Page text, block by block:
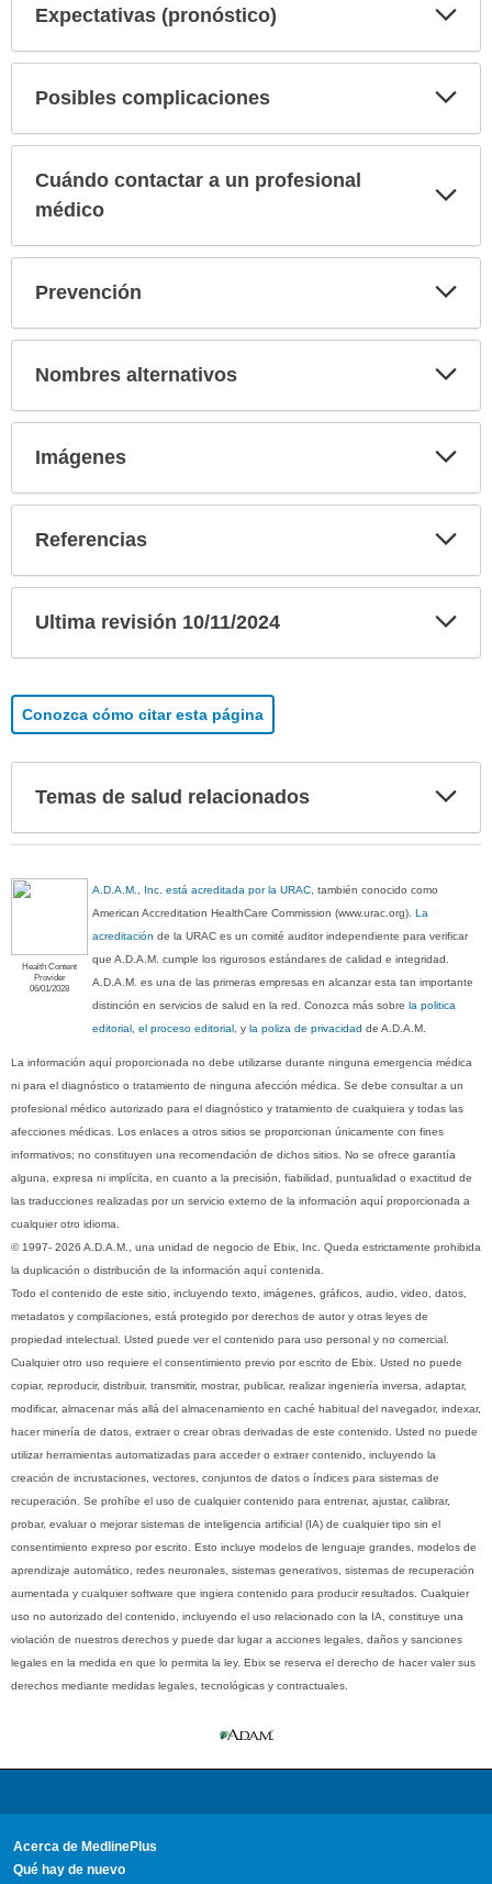
Expectativas (pronóstico)
Posibles complicaciones
Cuándo contactar a un profesional
médico
Prevención
Nombres alternativos
Imágenes
Referencias
Ultima revisión 10/11/2024
Conozca cómo citar esta página
Temas de salud relacionados
Health Content
Provider
06/01/2028
A.D.A.M., Inc. está acreditada por la URAC, también conocido como
American Accreditation HealthCare Commission (www.urac.org).La
acreditación de la URAC es un comité auditor independiente para verificar
que A.D.A.M. cumple los rigurosos estándares de calidad e integridad.
A.D.A.M. es una de las primeras empresas en alcanzar esta tan importante
distinción en servicios de salud en la red. Conozca más sobrela politica
editorial, el proceso editorial, yla poliza de privacidad de A.D.A.M.
La información aquí proporcionada no debe utilizarse durante ninguna emergencia médica
ni para el diagnóstico o tratamiento de ninguna afección médica. Se debe consultar a un
profesional médico autorizado para el diagnóstico y tratamiento de cualquiera y todas las
afecciones médicas. Los enlaces a otros sitios se proporcionan únicamente con fines
informativos; no constituyen una recomendación de dichos sitios. No se ofrece garantía
alguna, expresa ni implícita, en cuanto a la precisión, fiabilidad, puntualidad o exactitud de
las traducciones realizadas por un servicio externo de la información aquí proporcionada a
cualquier otro idioma.
© 1997- 2026 A.D.A.M., una unidad de negocio de Ebix, Inc. Queda estrictamente prohibida
la duplicación o distribución de la información aquí contenida.
Todo el contenido de este sitio, incluyendo texto, imágenes, gráficos, audio, video, datos,
metadatos y compilaciones, está protegido por derechos de autor y otras leyes de
propiedad intelectual. Usted puede ver el contenido para uso personal y no comercial.
Cualquier otro uso requiere el consentimiento previo por escrito de Ebix. Usted no puede
copiar, reproducir, distribuir, transmitir, mostrar, publicar, realizar ingeniería inversa, adaptar,
modificar, almacenar más allá del almacenamiento en caché habitual del navegador, indexar,
hacer minería de datos, extraer o crear obras derivadas de este contenido. Usted no puede
utilizar herramientas automatizadas para acceder o extraer contenido, incluyendo la
creación de incrustaciones, vectores, conjuntos de datos o índices para sistemas de
recuperación. Se prohíbe el uso de cualquier contenido para entrenar, ajustar, calibrar,
probar, evaluar o mejorar sistemas de inteligencia artificial (IA) de cualquier tipo sin el
consentimiento expreso por escrito. Esto incluye modelos de lenguaje grandes, modelos de
aprendizaje automático, redes neuronales, sistemas generativos, sistemas de recuperación
aumentada y cualquier software que ingiera contenido para producir resultados. Cualquier
uso no autorizado del contenido, incluyendo el uso relacionado con la IA, constituye una
violación de nuestros derechos y puede dar lugar a acciones legales, daños y sanciones
legales en la medida en que lo permita la ley. Ebix se reserva el derecho de hacer valer sus
derechos mediante medidas legales, tecnológicas y contractuales.
Acerca de MedlinePlus
Qué hay de nuevo